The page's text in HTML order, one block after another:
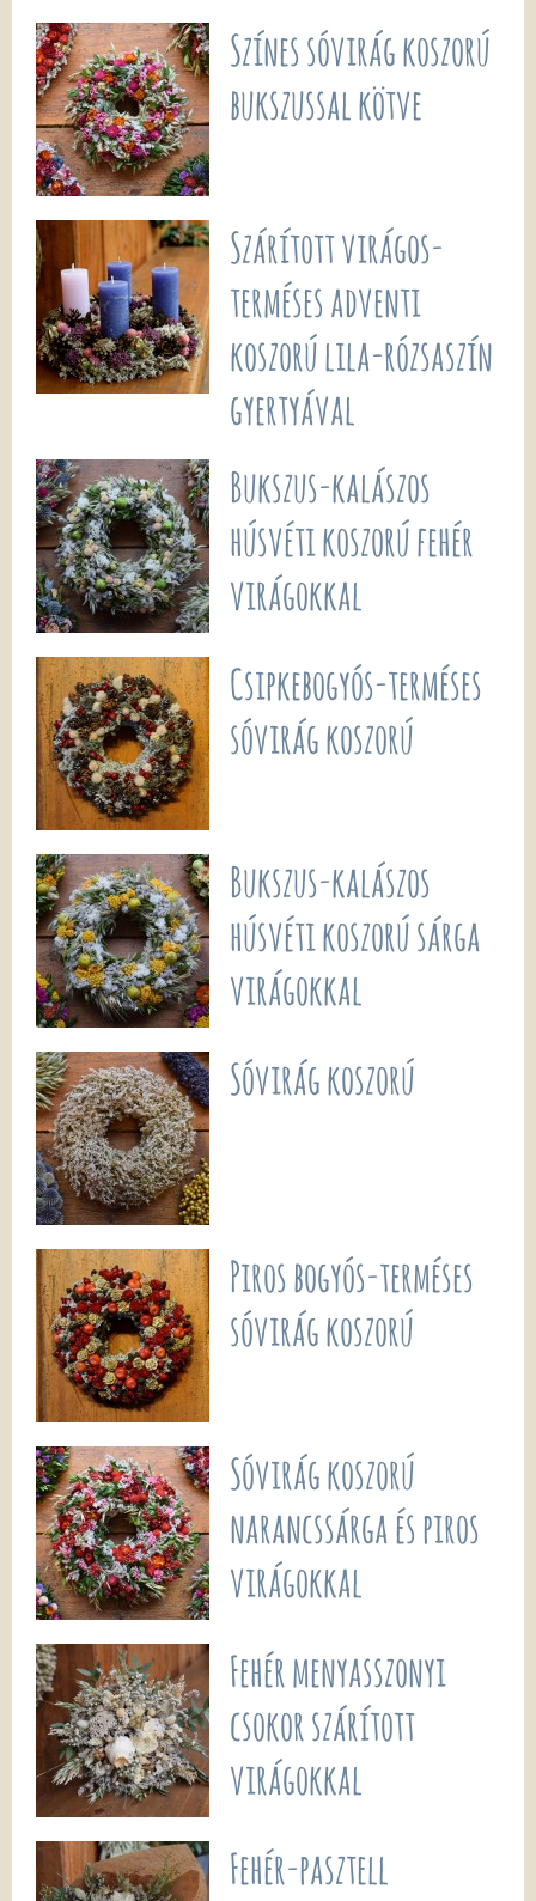
Színes sóvirág koszorú
bukszussal kötve
Szárított virágos-
terméses adventi
koszorú lila-rózsaszín
gyertyával
Bukszus-kalászos
húsvéti koszorú fehér
virágokkal
Csipkebogyós-terméses
sóvirág koszorú
Bukszus-kalászos
húsvéti koszorú sárga
virágokkal
Sóvirág koszorú
Piros bogyós-terméses
sóvirág koszorú
Sóvirág koszorú
narancssárga és piros
virágokkal
Fehér menyasszonyi
csokor szárított
virágokkal
Fehér-pasztell